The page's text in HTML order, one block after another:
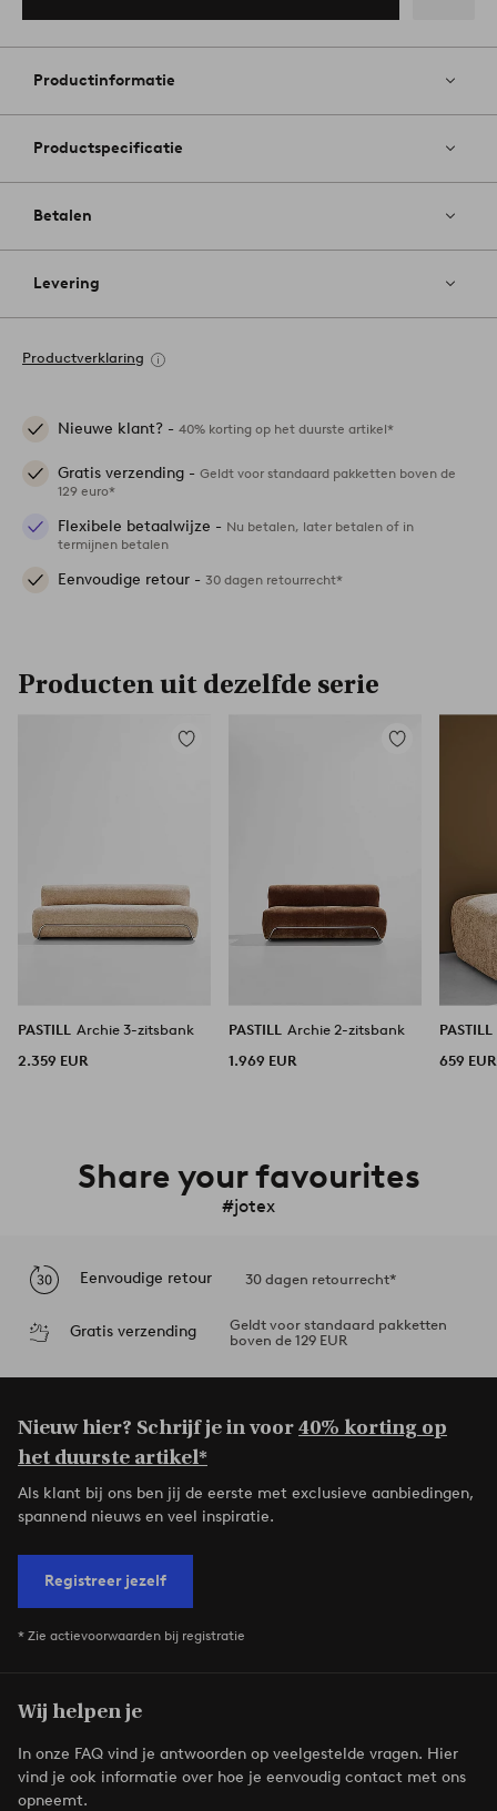
aan
Productinformatie
Productspecificatie
Betalen
Levering
Productverklaring
Nieuwe klant? - 40% korting op het duurste artikel*
Gratis verzending - Geldt voor standaard pakketten boven de
129 euro*
Flexibele betaalwijze - Nu betalen, later betalen of in
termijnen betalen
Eenvoudige retour - 30 dagen retourrecht*
Producten uit dezelfde serie
Toevoegen
PASTILL Archie 3-zitsbank
2.359 EUR
Toevoegen
PASTILL
Archie 2-zitsbank
1.969 EUR
PASTILL
659 EUR
Share your favourites
#jotex
Eenvoudige retour 30 dagen retourrecht*
Gratis verzending
Geldt voor standaard pakketten
boven de 129 EUR
Nieuw hier? Schrijf je in voor40% korting op
het duurste artikel*
Als klant bij ons ben jij de eerste met exclusieve aanbiedingen,
spannend nieuws en veel inspiratie.
Registreer jezelf
* Zie actievoorwaarden bij registratie
Wij helpen je
In onze FAQ vind je antwoorden op veelgestelde vragen. Hier
vind je ook informatie over hoe je eenvoudig contact met ons
opneemt.